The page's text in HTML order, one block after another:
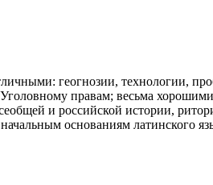
геогнозии, технологии,
правам; весьма
и российской истории,
основаниям латинского